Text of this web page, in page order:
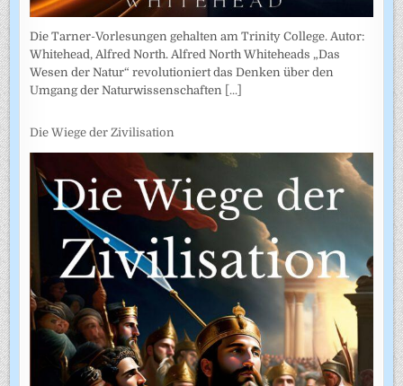
Die Tarner-Vorlesungen gehalten am Trinity College. Autor:
Whitehead, Alfred North. Alfred North Whiteheads „Das
Wesen der Natur“ revolutioniert das Denken über den
Umgang der Naturwissenschaften [...]
Die Wiege der Zivilisation